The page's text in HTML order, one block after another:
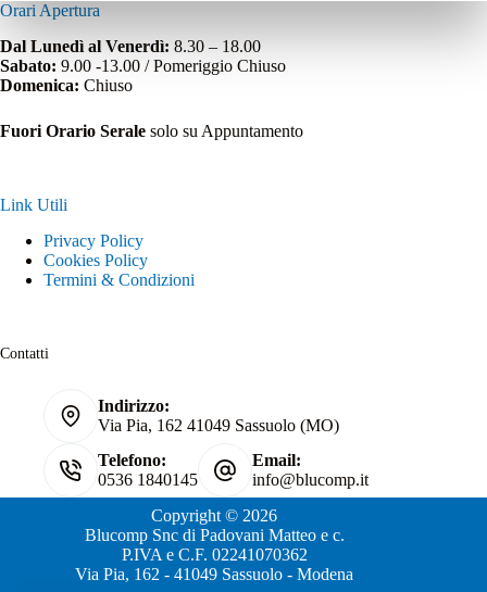
Orari Apertura
Dal Lunedì al Venerdì: 8.30 – 18.00
Sabato: 9.00 -13.00 / Pomeriggio Chiuso
Domenica: Chiuso
Fuori Orario Serale solo su Appuntamento
Link Utili
Privacy Policy
Cookies Policy
Termini & Condizioni
Contatti
Indirizzo:
Via Pia, 162 41049 Sassuolo (MO)
Telefono:
0536 1840145
Email:
info@blucomp.it
Copyright © 2026
Blucomp Snc di Padovani Matteo e c.
P.IVA e C.F. 02241070362
Via Pia, 162 - 41049 Sassuolo - Modena